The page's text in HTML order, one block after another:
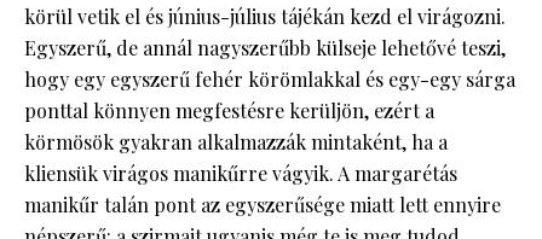
körül vetik el és június-július tájékán kezd el virágozni.
Egyszerű, de annál nagyszerűbb külseje lehetővé teszi,
hogy egy egyszerű fehér körömlakkal és egy-egy sárga
ponttal könnyen megfestésre kerüljön, ezért a
körmösök gyakran alkalmazzák mintaként, ha a
kliensük virágos manikűrre vágyik. A margarétás
manikűr talán pont az egyszerűsége miatt lett ennyire